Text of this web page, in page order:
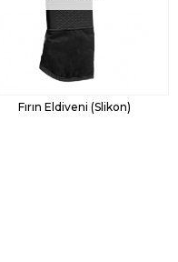
Fırın Eldiveni (Slikon)